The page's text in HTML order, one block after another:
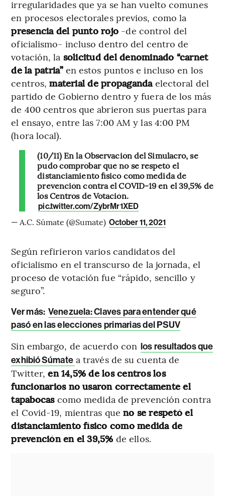
irregularidades que ya se han vuelto comunes
en procesos electorales previos, como la
presencia del punto rojo -de control del
oficialismo- incluso dentro del centro de
votación, la solicitud del denominado “carnet
de la patria”en estos puntos e incluso en los
centros,material de propagandaelectoral del
partido de Gobierno dentro y fuera de los más
de 400 centros que abrieron sus puertas para
el ensayo, entre las 7:00 AM y las 4:00 PM
(hora local).
(10/11) En la Observación del Simulacro, se
pudo comprobar que no se respetó el
distanciamiento físico como medida de
prevención contra el COVID-19 en el 39,5% de
los Centros de Votación.
pic.twitter.com/ZybrMr1XED
— A.C. Súmate (@Sumate) October 11, 2021
Según refirieron varios candidatos del
oficialismo en el transcurso de la jornada, el
proceso de votación fue “rápido, sencillo y
seguro”.
Ver más: Venezuela: Claves para entender qué
pasó en las elecciones primarias del PSUV
Sin embargo, de acuerdo con los resultados que
exhibió Súmate a través de su cuenta de
Twitter,en 14,5% de los centros los
funcionarios no usaron correctamente el
tapabocascomo medida de prevención contra
el Covid-19, mientras que no se respetó el
distanciamiento físico como medida de
prevención en el 39,5% de ellos.